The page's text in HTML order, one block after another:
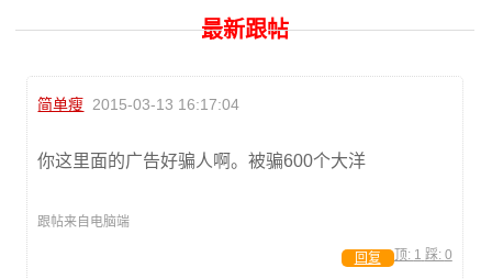
最新跟帖
简单瘦 2015-03-13 16:17:04
你这里面的广告好骗人啊。被骗600个大洋
跟帖来自电脑端
顶: 1 踩: 0
回复